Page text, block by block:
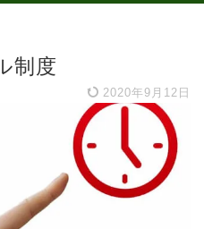
制度
2020年9月12日